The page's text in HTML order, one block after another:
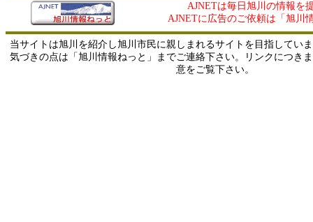
AJNETは毎日旭川の情報を
AJNETに広告のご依頼は「旭川
当サイトは旭川を紹介し旭川市民に親しまれるサイトを目指してい
気づきの点は「旭川情報ねっと」までご連絡下さい。リンクにつき
意をご覧下さい。